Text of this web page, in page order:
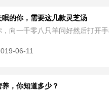
眠的你，需要这几款灵芝汤
，向一千零八只羊问好然后打开手
06-11
养，你知道多少？